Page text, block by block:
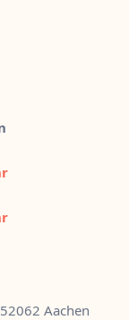
Aachen